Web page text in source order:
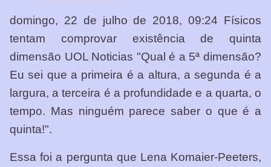
domingo, 22 de julho de 2018, 09:24 Físicos
tentam comprovar existência de quinta
dimensão UOL Noticias "Qual é a 5ª dimensão?
Eu sei que a primeira é a altura, a segunda é a
largura, a terceira é a profundidade e a quarta, o
tempo. Mas ninguém parece saber o que é a
quinta!".
Essa foi a pergunta que Lena Komaier-Peeters,